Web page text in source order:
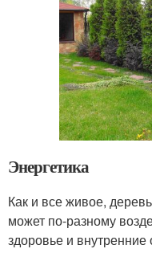
Энергетика
Как и все живое,
может по-разному
здоровье и